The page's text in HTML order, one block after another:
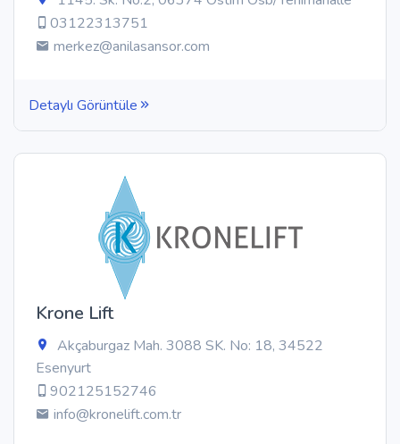
03122313751
merkez@anilasansor.com
Detaylı Görüntüle
Krone Lift
Akçaburgaz Mah. 3088 SK. No: 18, 34522
Esenyurt
902125152746
info@kronelift.com.tr